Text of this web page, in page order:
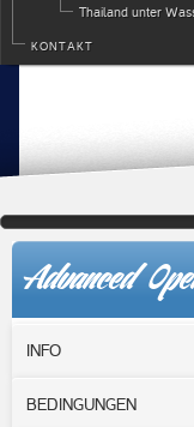
Thailand unter
KONTAKT
Advanced
INFO
BEDINGUNGEN